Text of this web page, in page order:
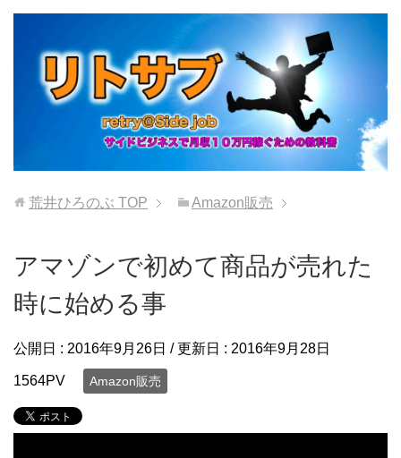
荒井ひろのぶ TOP Amazon販売
アマゾンで初めて商品が売れた
時に始める事
公開日 : 2016年9月26日 / 更新日 : 2016年9月28日
1564PV Amazon販売